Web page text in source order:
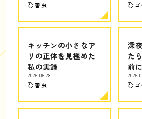
害虫 ゴ
キッチンの小さなア
リの正体を見極めた
私の実録
2026.06.28
害虫
深
た
前
ゴ